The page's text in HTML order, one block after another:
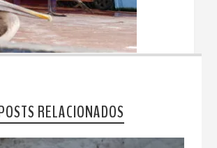
RELACIONADOS